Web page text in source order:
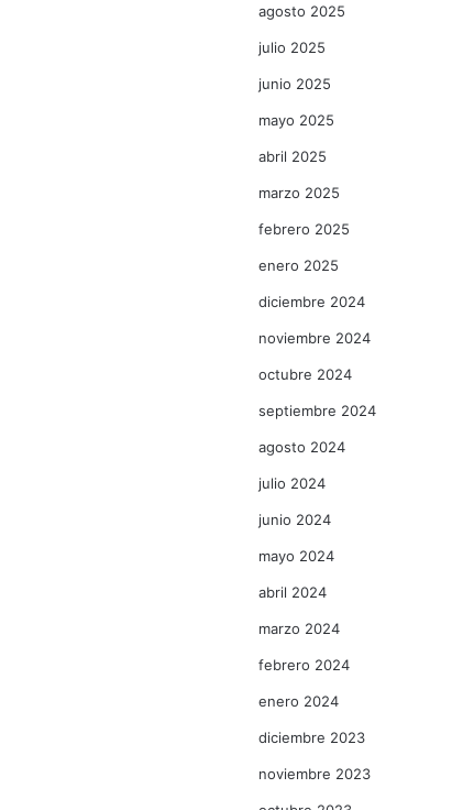
agosto 2025
julio 2025
junio 2025
mayo 2025
abril 2025
marzo 2025
febrero 2025
enero 2025
diciembre 2024
noviembre 2024
octubre 2024
septiembre 2024
agosto 2024
julio 2024
junio 2024
mayo 2024
abril 2024
marzo 2024
febrero 2024
enero 2024
diciembre 2023
noviembre 2023